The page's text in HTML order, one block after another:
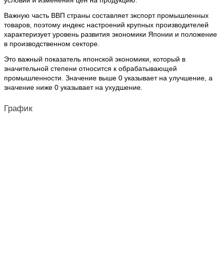
Важную часть ВВП страны составляет экспорт промышленных
товаров, поэтому индекс настроений крупных производителей
характеризует уровень развития экономики Японии и положение
в производственном секторе.
Это важный показатель японской экономики, который в
значительной степени относится к обрабатывающей
промышленности. Значение выше 0 указывает на улучшение, а
значение ниже 0 указывает на ухудшение.
График